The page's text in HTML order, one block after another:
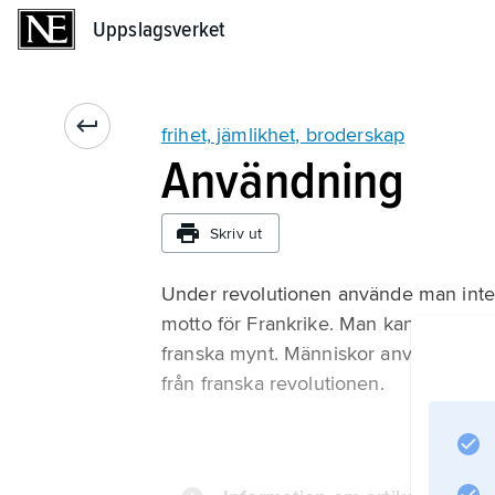
Uppslagsverket
frihet, jämlikhet, broderskap
Användning
Skriv ut
Under revolutionen använde man
motto för Frankrike. Man kan se
franska mynt. Människor använder
från franska revolutionen.